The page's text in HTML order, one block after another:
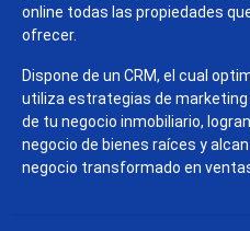
online todas las propiedades
ofrecer.
Dispone de un CRM, el cual
utiliza estrategias de
de tu negocio inmobiliario,
negocio de bienes raíces y
negocio transformado en